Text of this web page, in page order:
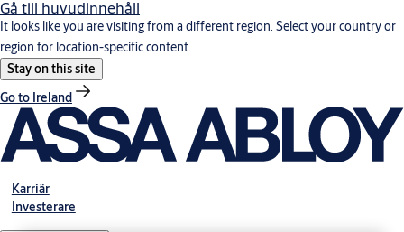
Gå till huvudinnehåll
It looks like you are visiting from a different region. Select your country or
region for location-specific content.
Stay on this site
Go to Ireland
Karriär
Investerare